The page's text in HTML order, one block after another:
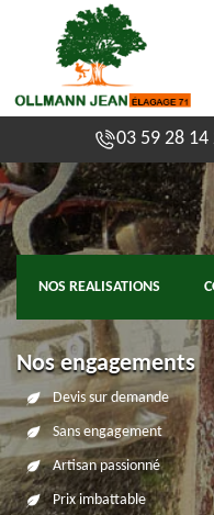
03 59 28 14
NOS REALISATIONS
Nos engagements
Devis sur demande
Sans engagement
Artisan passionné
Prix imbattable